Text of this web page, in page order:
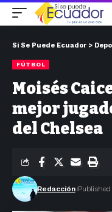
Si Se Puede Ecuador >
FÚTBOL
Moisés
mejor
del Chelsea
Redacción